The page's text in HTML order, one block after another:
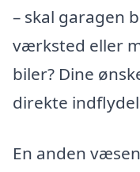
– skal garagen
værksted eller
biler? Dine
direkte
En anden